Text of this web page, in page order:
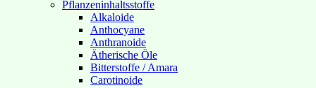
Pflanzeninhaltsstoffe
Alkaloide
Anthocyane
Anthranoide
Ätherische Öle
Bitterstoffe / Amara
Carotinoide